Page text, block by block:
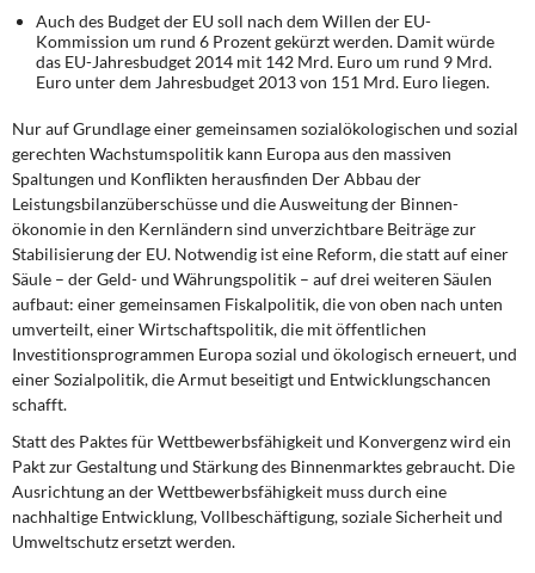
Auch des Budget der EU soll nach dem Willen der EU-
Kommission um rund 6 Prozent gekürzt werden. Damit würde
das EU-Jahresbudget 2014 mit 142 Mrd. Euro um rund 9 Mrd.
Euro unter dem Jahresbudget 2013 von 151 Mrd. Euro liegen.
Nur auf Grundlage einer gemeinsamen sozialökologischen und sozial
gerechten Wachstumspolitik kann Europa aus den massiven
Spaltungen und Konflikten heraus­finden Der Abbau der
Leistungsbilanzüberschüsse und die Ausweitung der Binnen­
ökonomie in den Kernländern sind unverzichtbare Beiträge zur
Stabilisierung der EU. Notwendig ist eine Reform, die statt auf einer
Säule – der Geld- und Währungspolitik – auf drei weiteren Säulen
aufbaut: einer gemeinsamen Fiskalpolitik, die von oben nach unten
umverteilt, einer Wirtschaftspolitik, die mit öffentlichen
Investitionsprogrammen Europa sozial und ökologisch erneuert, und
einer Sozialpolitik, die Armut beseitigt und Entwicklungschancen
schafft.
Statt des Paktes für Wettbewerbsfähigkeit und Konvergenzwird ein
Pakt zur Gestaltung und Stärkung des Binnenmarktes gebraucht. Die
Ausrichtung an der Wettbewerbs­fähigkeit muss durch eine
nachhaltige Entwicklung, Vollbeschäftigung, soziale Sicherheit und
Umweltschutz ersetzt werden.